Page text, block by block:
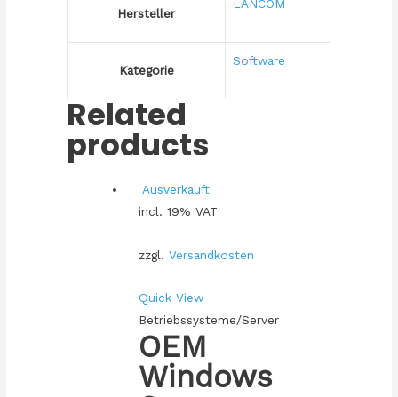
Hersteller
LANCOM
Kategorie
Software
Related
products
Ausverkauft
incl. 19% VAT
zzgl. Versandkosten
Quick View
Betriebssysteme/Server
OEM
Windows